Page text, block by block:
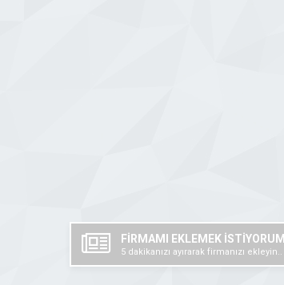
FİRMAMI EKLEMEK İSTİYORUM
5 dakikanızı ayırarak firmanızı ekleyin..